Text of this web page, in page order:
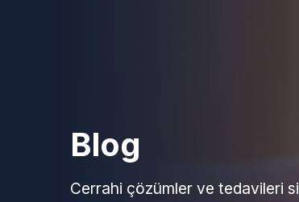
Blog
Cerrahi çözümler ve tedavileri